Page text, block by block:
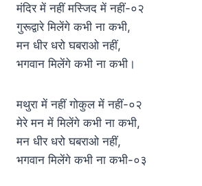
मंदिर में नहीं मस्जिद में नहीं-०२
गुरूद्वारे मिलेंगे कभी ना कभी,
मन धीर धरो घबराओ नहीं,
भगवान मिलेंगे कभी ना कभी।
मथुरा में नहीं गोकुल में नहीं-०२
मेरे मन में मिलेंगे कभी ना कभी,
मन धीर धरो घबराओ नहीं,
भगवान मिलेंगे कभी ना कभी-०३